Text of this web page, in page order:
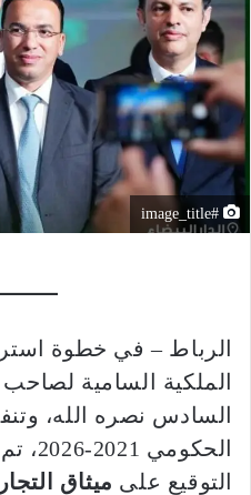
#image_title
الرباط – في خطوة
الملكية السامية
السادس نصره الله،
التوقيع على ميثاق التجارة